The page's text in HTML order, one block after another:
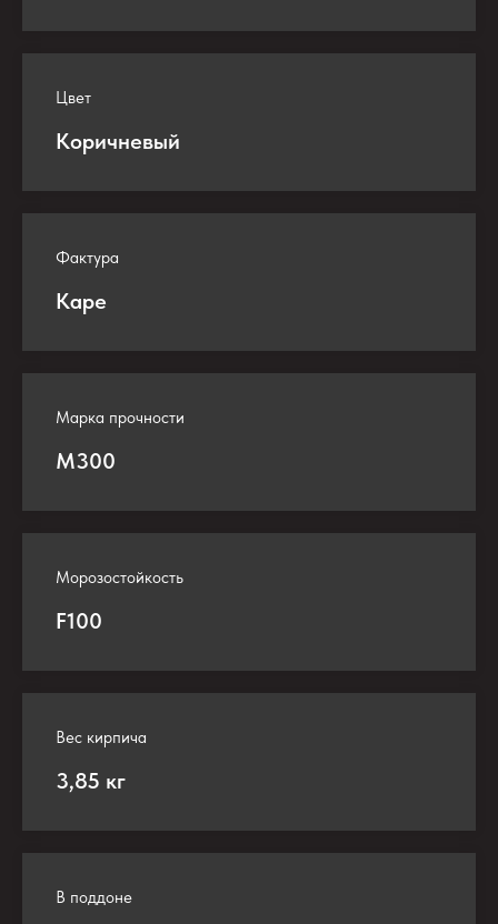
Цвет
Коричневый
Фактура
Каре
Марка прочности
М300
Морозостойкость
F100
Вес кирпича
3,85 кг
В поддоне